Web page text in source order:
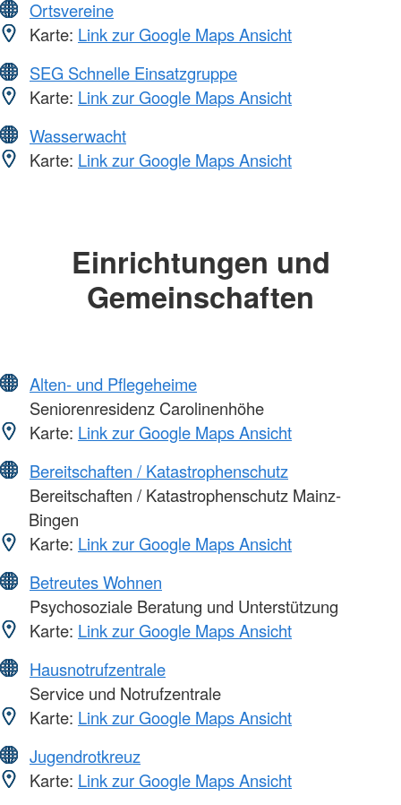
Ortsvereine
Karte: Link zur Google Maps Ansicht
SEG Schnelle Einsatzgruppe
Karte: Link zur Google Maps Ansicht
Wasserwacht
Karte: Link zur Google Maps Ansicht
Einrichtungen und
Gemeinschaften
Alten- und Pflegeheime
Seniorenresidenz Carolinenhöhe
Karte: Link zur Google Maps Ansicht
Bereitschaften / Katastrophenschutz
Bereitschaften / Katastrophenschutz Mainz-
Bingen
Karte: Link zur Google Maps Ansicht
Betreutes Wohnen
Psychosoziale Beratung und Unterstützung
Karte: Link zur Google Maps Ansicht
Hausnotrufzentrale
Service und Notrufzentrale
Karte: Link zur Google Maps Ansicht
Jugendrotkreuz
Karte: Link zur Google Maps Ansicht